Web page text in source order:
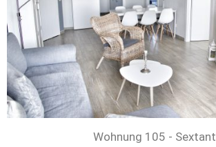
Wohnung 105 - Sextant